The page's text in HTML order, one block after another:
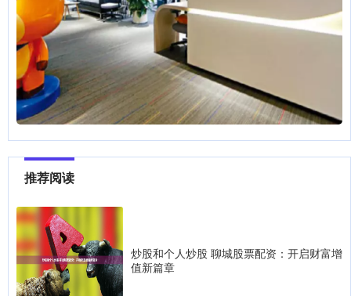
推荐阅读
炒股和个人炒股 聊城股票配资：开启财富增
值新篇章